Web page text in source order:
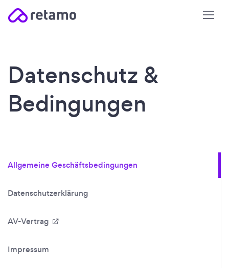
Datenschutz &
Bedingungen
Allgemeine Geschäftsbedingungen
Datenschutzerklärung
AV-Vertrag
Impressum